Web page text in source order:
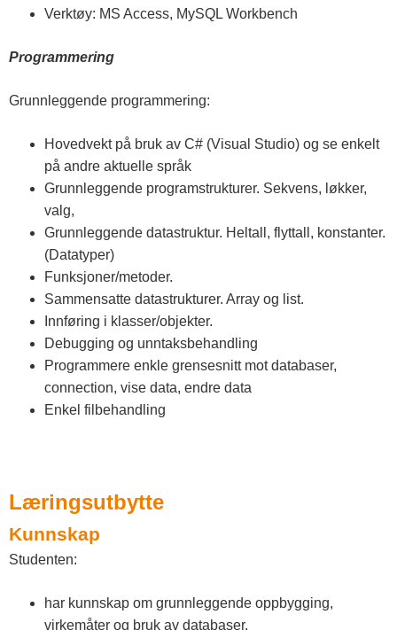
Verktøy: MS Access, MySQL Workbench
Programmering
Grunnleggende programmering:
Hovedvekt på bruk av C# (Visual Studio) og se enkelt
på andre aktuelle språk
Grunnleggende programstrukturer. Sekvens, løkker,
valg,
Grunnleggende datastruktur. Heltall, flyttall, konstanter.
(Datatyper)
Funksjoner/metoder.
Sammensatte datastrukturer. Array og list.
Innføring i klasser/objekter.
Debugging og unntaksbehandling
Programmere enkle grensesnitt mot databaser,
connection, vise data, endre data
Enkel filbehandling
Læringsutbytte
Kunnskap
Studenten:
har kunnskap om grunnleggende oppbygging,
virkemåter og bruk av databaser.